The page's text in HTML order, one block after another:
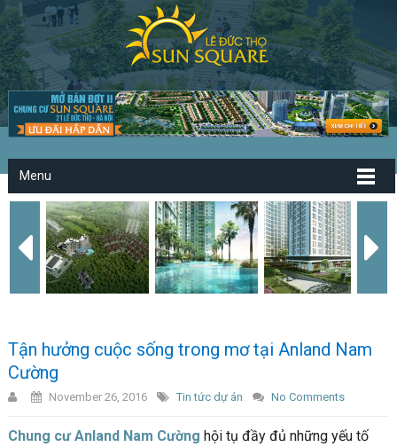
Menu
Tận hưởng cuộc sống trong mơ tại Anland Nam
Cường
November 26, 2016 Tin tức dự án No Comments
Chung cư Anland Nam Cường hội tụ đầy đủ những yếu tố